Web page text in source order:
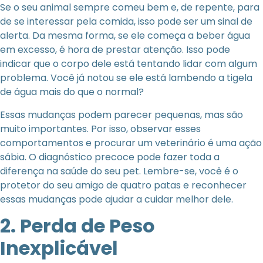
Se o seu animal sempre comeu bem e, de repente, para
de se interessar pela comida, isso pode ser um sinal de
alerta. Da mesma forma, se ele começa a beber água
em excesso, é hora de prestar atenção. Isso pode
indicar que o corpo dele está tentando lidar com algum
problema. Você já notou se ele está lambendo a tigela
de água mais do que o normal?
Essas mudanças podem parecer pequenas, mas são
muito importantes. Por isso, observar esses
comportamentos e procurar um veterinário é uma ação
sábia. O diagnóstico precoce pode fazer toda a
diferença na saúde do seu pet. Lembre-se, você é o
protetor do seu amigo de quatro patas e reconhecer
essas mudanças pode ajudar a cuidar melhor dele.
2. Perda de Peso
Inexplicável